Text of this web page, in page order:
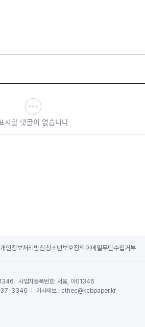
시할 댓글이 없습니다
개인정보처리방침 청소년보호정책 이메일무단수집거부
사업자등록번호: 서울, 아01346
3346 ｜ 기사제보 : cthec@kcbpaper.kr